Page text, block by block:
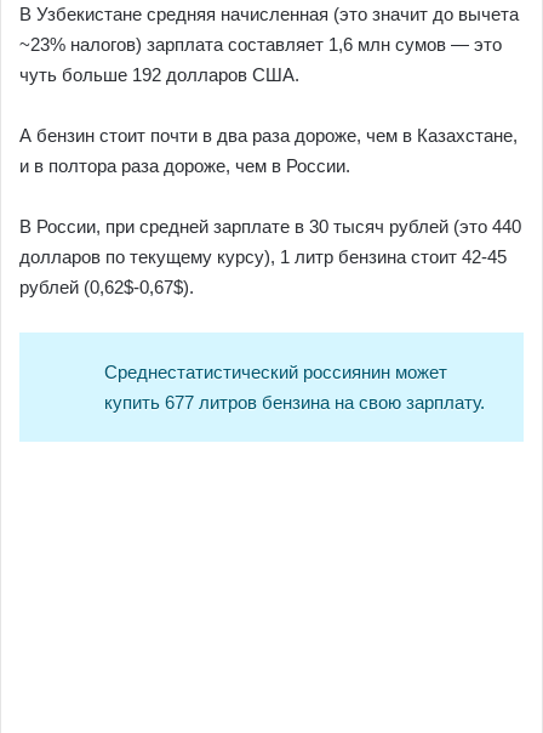
В Узбекистане средняя начисленная (это значит до вычета
~23% налогов) зарплата составляет 1,6 млн сумов — это
чуть больше 192 долларов США.
А бензин стоит почти в два раза дороже, чем в Казахстане,
и в полтора раза дороже, чем в России.
В России, при средней зарплате в 30 тысяч рублей (это 440
долларов по текущему курсу), 1 литр бензина стоит 42-45
рублей (0,62$-0,67$).
Среднестатистический россиянин может
купить 677 литров бензина на свою зарплату.